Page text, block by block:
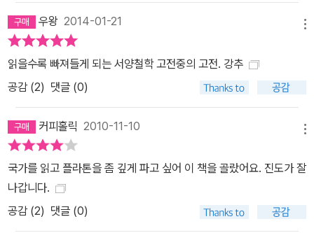
우왕 2014-01-21
읽을수록 빠져들게 되는 서양철학 고전중의 고전. 강추
공감 (2) 댓글 (0)
커피홀릭 2010-11-10
국가를 읽고 플라톤을 좀 깊게 파고 싶어 이 책을 골랐어요. 진도가 잘
나갑니다.
공감 (2) 댓글 (0)